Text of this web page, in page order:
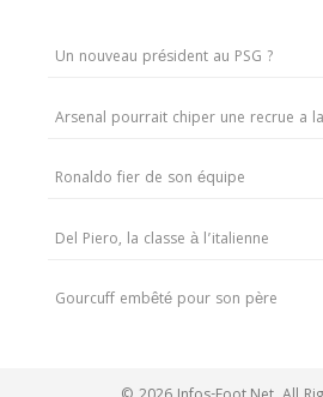
Un nouveau président au PSG ?
Arsenal pourrait chiper une recrue a
Ronaldo fier de son équipe
Del Piero, la classe à l’italienne
Gourcuff embêté pour son père